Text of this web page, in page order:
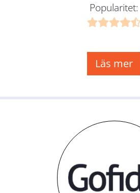
Popularitet:
Läs mer